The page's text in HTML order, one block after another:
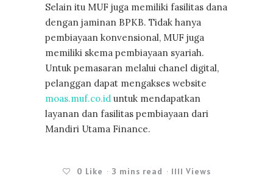
Selain itu MUF juga memiliki fasilitas dana
dengan jaminan BPKB. Tidak hanya
pembiayaan konvensional, MUF juga
memiliki skema pembiayaan syariah.
Untuk pemasaran melalui chanel digital,
pelanggan dapat mengakses website
moas.muf.co.id untuk mendapatkan
layanan dan fasilitas pembiayaan dari
Mandiri Utama Finance.
0 Like 3 mins read 1111 Views